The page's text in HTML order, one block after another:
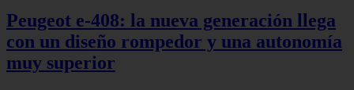
Peugeot e-408: la nueva generación llega
con un diseño rompedor y una autonomía
muy superior